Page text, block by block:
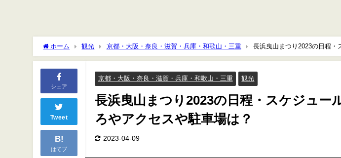
ホーム 観光 京都・大阪・奈良・滋賀・兵庫・和歌山・三重
長浜曳山まつり2023の日程・
セスや駐車場は？
シェア
Tweet
B!
はてブ
京都・大阪・奈良・滋賀・兵庫・和歌山・三重 観光
長浜曳山まつり2023の日程・スケジュー
ろやアクセスや駐車場は？
2023-04-09